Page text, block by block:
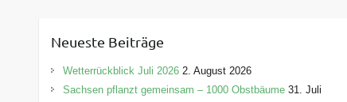
g
o
r
Neueste Beiträge
Wetterrückblick Juli 2026 2. August 2026
Sachsen pflanzt gemeinsam – 1000 Obstbäume 31. Juli